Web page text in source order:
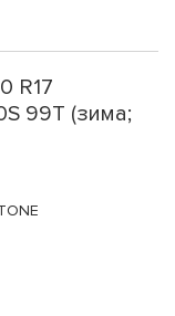
R17
99T (зима;